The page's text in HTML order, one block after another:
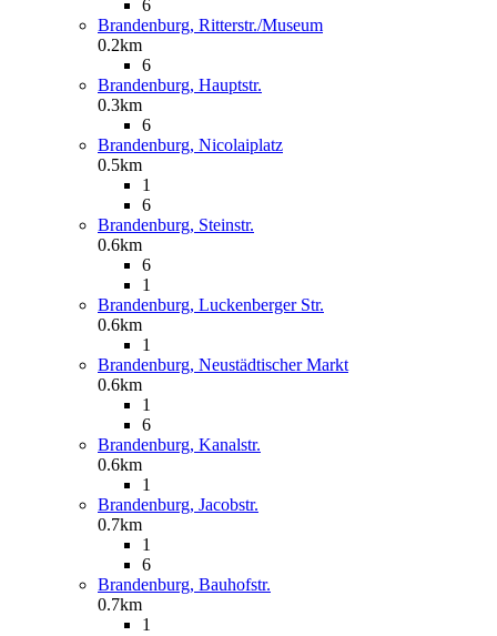
6
Brandenburg, Ritterstr./Museum
0.2km
6
Brandenburg, Hauptstr.
0.3km
6
Brandenburg, Nicolaiplatz
0.5km
1
6
Brandenburg, Steinstr.
0.6km
6
1
Brandenburg, Luckenberger Str.
0.6km
1
Brandenburg, Neustädtischer Markt
0.6km
1
6
Brandenburg, Kanalstr.
0.6km
1
Brandenburg, Jacobstr.
0.7km
1
6
Brandenburg, Bauhofstr.
0.7km
1